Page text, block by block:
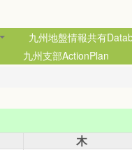
九州地盤情報共有
九州支部ActionPlan
木